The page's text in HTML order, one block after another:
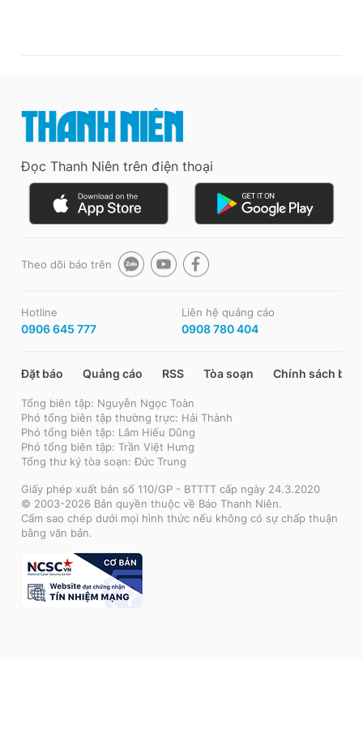
Đọc Thanh Niên trên điện thoại
Theo dõi báo trên
Hotline
0906 645 777
Liên hệ quảng cáo
0908 780 404
Đặt báo Quảng cáo RSS Tòa soạn Chính sách bảo
Tổng biên tập: Nguyễn Ngọc Toàn
Phó tổng biên tập thường trực: Hải Thành
Phó tổng biên tập: Lâm Hiếu Dũng
Phó tổng biên tập: Trần Việt Hưng
Tổng thư ký tòa soạn: Đức Trung
Giấy phép xuất bản số 110/GP - BTTTT cấp ngày 24.3.2020
© 2003-2026 Bản quyền thuộc về Báo Thanh Niên.
Cấm sao chép dưới mọi hình thức nếu không có sự chấp thuận
bằng văn bản.